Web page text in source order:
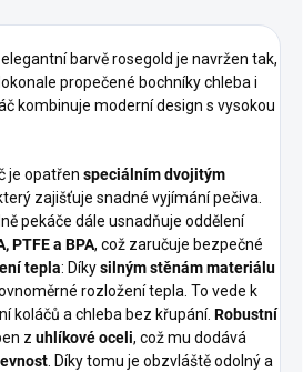
barvě rosegold je navržen tak,
propečené bochníky chleba i
kombinuje moderní design s vysokou
je opatřen speciálním dvojitým
zajišťuje snadné vyjímání pečiva.
pekáče dále usnadňuje oddělení
PTFE a BPA, což zaručuje bezpečné
tepla: Díkysilným stěnám materiálu
rozložení tepla. To vede k
koláčů a chleba bez křupání. Robustní
z uhlíkové oceli, což mu dodává
. Díky tomu je obzvláště odolný a